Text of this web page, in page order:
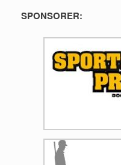
SPONSORER: